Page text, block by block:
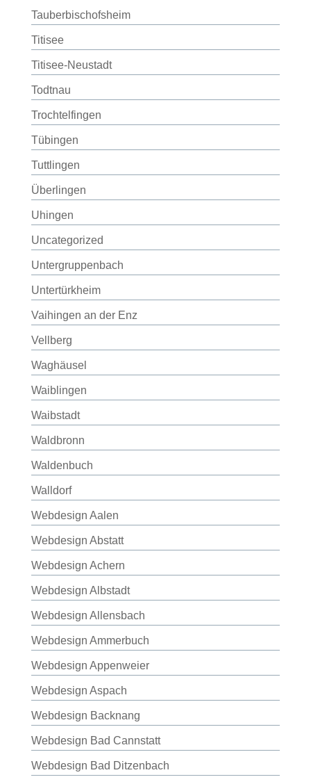
Tauberbischofsheim
Titisee
Titisee-Neustadt
Todtnau
Trochtelfingen
Tübingen
Tuttlingen
Überlingen
Uhingen
Uncategorized
Untergruppenbach
Untertürkheim
Vaihingen an der Enz
Vellberg
Waghäusel
Waiblingen
Waibstadt
Waldbronn
Waldenbuch
Walldorf
Webdesign Aalen
Webdesign Abstatt
Webdesign Achern
Webdesign Albstadt
Webdesign Allensbach
Webdesign Ammerbuch
Webdesign Appenweier
Webdesign Aspach
Webdesign Backnang
Webdesign Bad Cannstatt
Webdesign Bad Ditzenbach